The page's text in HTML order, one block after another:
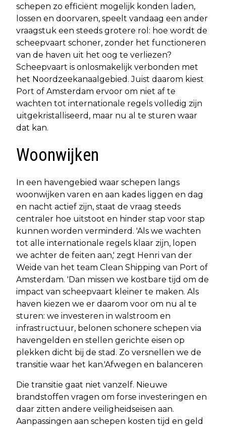
schepen zo efficiënt mogelijk konden laden,
lossen en doorvaren, speelt vandaag een ander
vraagstuk een steeds grotere rol: hoe wordt de
scheepvaart schoner, zonder het functioneren
van de haven uit het oog te verliezen?
Scheepvaart is onlosmakelijk verbonden met
het Noordzeekanaalgebied. Juist daarom kiest
Port of Amsterdam ervoor om niet af te
wachten tot internationale regels volledig zijn
uitgekristalliseerd, maar nu al te sturen waar
dat kan.
Woonwijken
In een havengebied waar schepen langs
woonwijken varen en aan kades liggen en dag
en nacht actief zijn, staat de vraag steeds
centraler hoe uitstoot en hinder stap voor stap
kunnen worden verminderd. 'Als we wachten
tot alle internationale regels klaar zijn, lopen
we achter de feiten aan,' zegt Henri van der
Weide van het team Clean Shipping van Port of
Amsterdam. 'Dan missen we kostbare tijd om de
impact van scheepvaart kleiner te maken. Als
haven kiezen we er daarom voor om nu al te
sturen: we investeren in walstroom en
infrastructuur, belonen schonere schepen via
havengelden en stellen gerichte eisen op
plekken dicht bij de stad. Zo versnellen we de
transitie waar het kan.'Afwegen en balanceren
Die transitie gaat niet vanzelf. Nieuwe
brandstoffen vragen om forse investeringen en
daar zitten andere veiligheidseisen aan.
Aanpassingen aan schepen kosten tijd en geld